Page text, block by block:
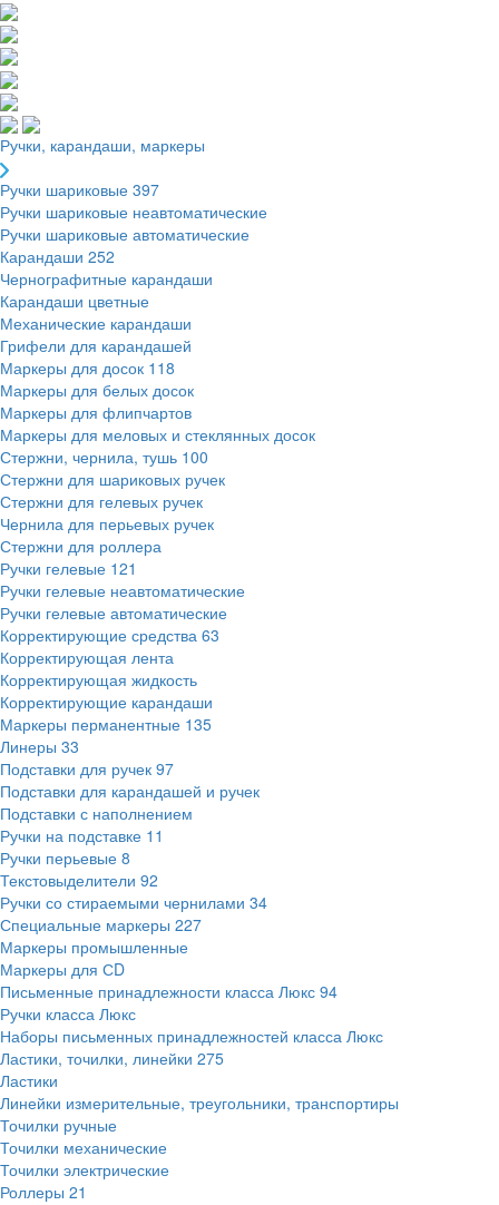
Ручки, карандаши, маркеры
Ручки шариковые 397
Ручки шариковые неавтоматические
Ручки шариковые автоматические
Карандаши 252
Чернографитные карандаши
Карандаши цветные
Механические карандаши
Грифели для карандашей
Маркеры для досок 118
Маркеры для белых досок
Маркеры для флипчартов
Маркеры для меловых и стеклянных досок
Стержни, чернила, тушь 100
Стержни для шариковых ручек
Стержни для гелевых ручек
Чернила для перьевых ручек
Стержни для роллера
Ручки гелевые 121
Ручки гелевые неавтоматические
Ручки гелевые автоматические
Корректирующие средства 63
Корректирующая лента
Корректирующая жидкость
Корректирующие карандаши
Маркеры перманентные 135
Линеры 33
Подставки для ручек 97
Подставки для карандашей и ручек
Подставки с наполнением
Ручки на подставке 11
Ручки перьевые 8
Текстовыделители 92
Ручки со стираемыми чернилами 34
Специальные маркеры 227
Маркеры промышленные
Маркеры для СD
Письменные принадлежности класса Люкс 94
Ручки класса Люкс
Наборы письменных принадлежностей класса Люкс
Ластики, точилки, линейки 275
Ластики
Линейки измерительные, треугольники, транспортиры
Точилки ручные
Точилки механические
Точилки электрические
Роллеры 21